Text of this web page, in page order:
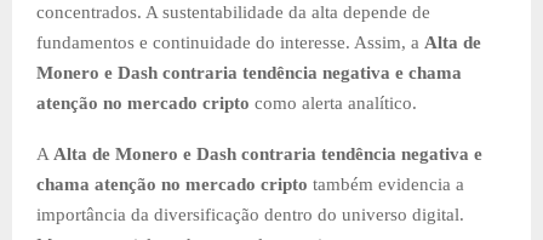
concentrados. A sustentabilidade da alta depende de
fundamentos e continuidade do interesse. Assim, a Alta de
Monero e Dash contraria tendência negativa e chama
atenção no mercado cripto como alerta analítico.
A Alta de Monero e Dash contraria tendência negativa e
chama atenção no mercado cripto também evidencia a
importância da diversificação dentro do universo digital.